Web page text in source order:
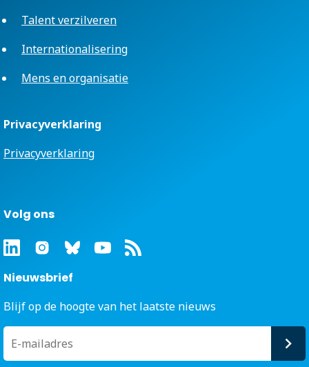
Talent verzilveren
Internationalisering
Mens en organisatie
Privacyverklaring
Privacyverklaring
Volg ons
Nieuwsbrief
Blijf op de hoogte van het laatste nieuws